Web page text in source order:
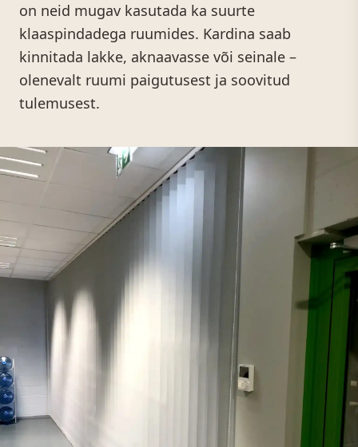
on neid mugav kasutada ka suurte
klaaspindadega ruumides. Kardina saab
kinnitada lakke, aknaavasse või seinale –
olenevalt ruumi paigutusest ja soovitud
tulemusest.